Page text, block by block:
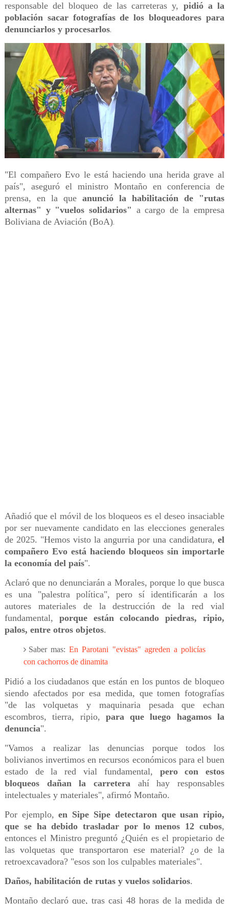
responsable del bloqueo de las carreteras y, pidió a la
población sacar fotografías de los bloqueadores para
denunciarlos y procesarlos.
"El compañero Evo le está haciendo una herida grave al
país", aseguró el ministro Montaño en conferencia de
prensa, en la que anunció la habilitación de "rutas
alternas" y "vuelos solidarios" a cargo de la empresa
Boliviana de Aviación (BoA).
Añadió que el móvil de los bloqueos es el deseo insaciable
por ser nuevamente candidato en las elecciones generales
de 2025. "Hemos visto la angurria por una candidatura,el
compañero Evo está haciendo bloqueos sin importarle
la economía del país".
Aclaró que no denunciarán a Morales, porque lo que busca
es una "palestra política", pero sí identificarán a los
autores materiales de la destrucción de la red vial
fundamental, porque están colocando piedras, ripio,
palos, entre otros objetos.
Saber mas:En Parotani "evistas" agreden a policías
con cachorros de dinamita
Pidió a los ciudadanos que están en los puntos de bloqueo
siendo afectados por esa medida, que tomen fotografías
"de las volquetas y maquinaria pesada que echan
escombros, tierra, ripio, para que luego hagamos la
denuncia".
"Vamos a realizar las denuncias porque todos los
bolivianos invertimos en recursos económicos para el buen
estado de la red vial fundamental, pero con estos
bloqueos dañan la carretera ahí hay responsables
intelectuales y materiales", afirmó Montaño.
Por ejemplo,en Sipe Sipe detectaron que usan ripio,
que se ha debido trasladar por lo menos 12 cubos,
entonces el Ministro preguntó ¿Quién es el propietario de
las volquetas que transportaron ese material? ¿o de la
retroexcavadora? "esos son los culpables materiales".
Daños, habilitación de rutas y vuelos solidarios.
Montaño declaró que, tras casi 48 horas de la medida de